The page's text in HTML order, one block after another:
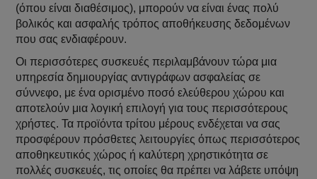
(όπου είναι διαθέσιμος), μπορούν να είναι ένας πολύ
βολικός και ασφαλής τρόπος αποθήκευσης δεδομένων
που σας ενδιαφέρουν.
Οι περισσότερες συσκευές περιλαμβάνουν τώρα μια
υπηρεσία δημιουργίας αντιγράφων ασφαλείας σε
σύννεφο, με ένα ορισμένο ποσό ελεύθερου χώρου και
αποτελούν μια λογική επιλογή για τους περισσότερους
χρήστες. Τα προϊόντα τρίτου μέρους ενδέχεται να σας
προσφέρουν πρόσθετες λειτουργίες όπως περισσότερος
αποθηκευτικός χώρος ή καλύτερη χρηστικότητα σε
πολλές συσκευές, τις οποίες θα πρέπει να λάβετε υπόψη